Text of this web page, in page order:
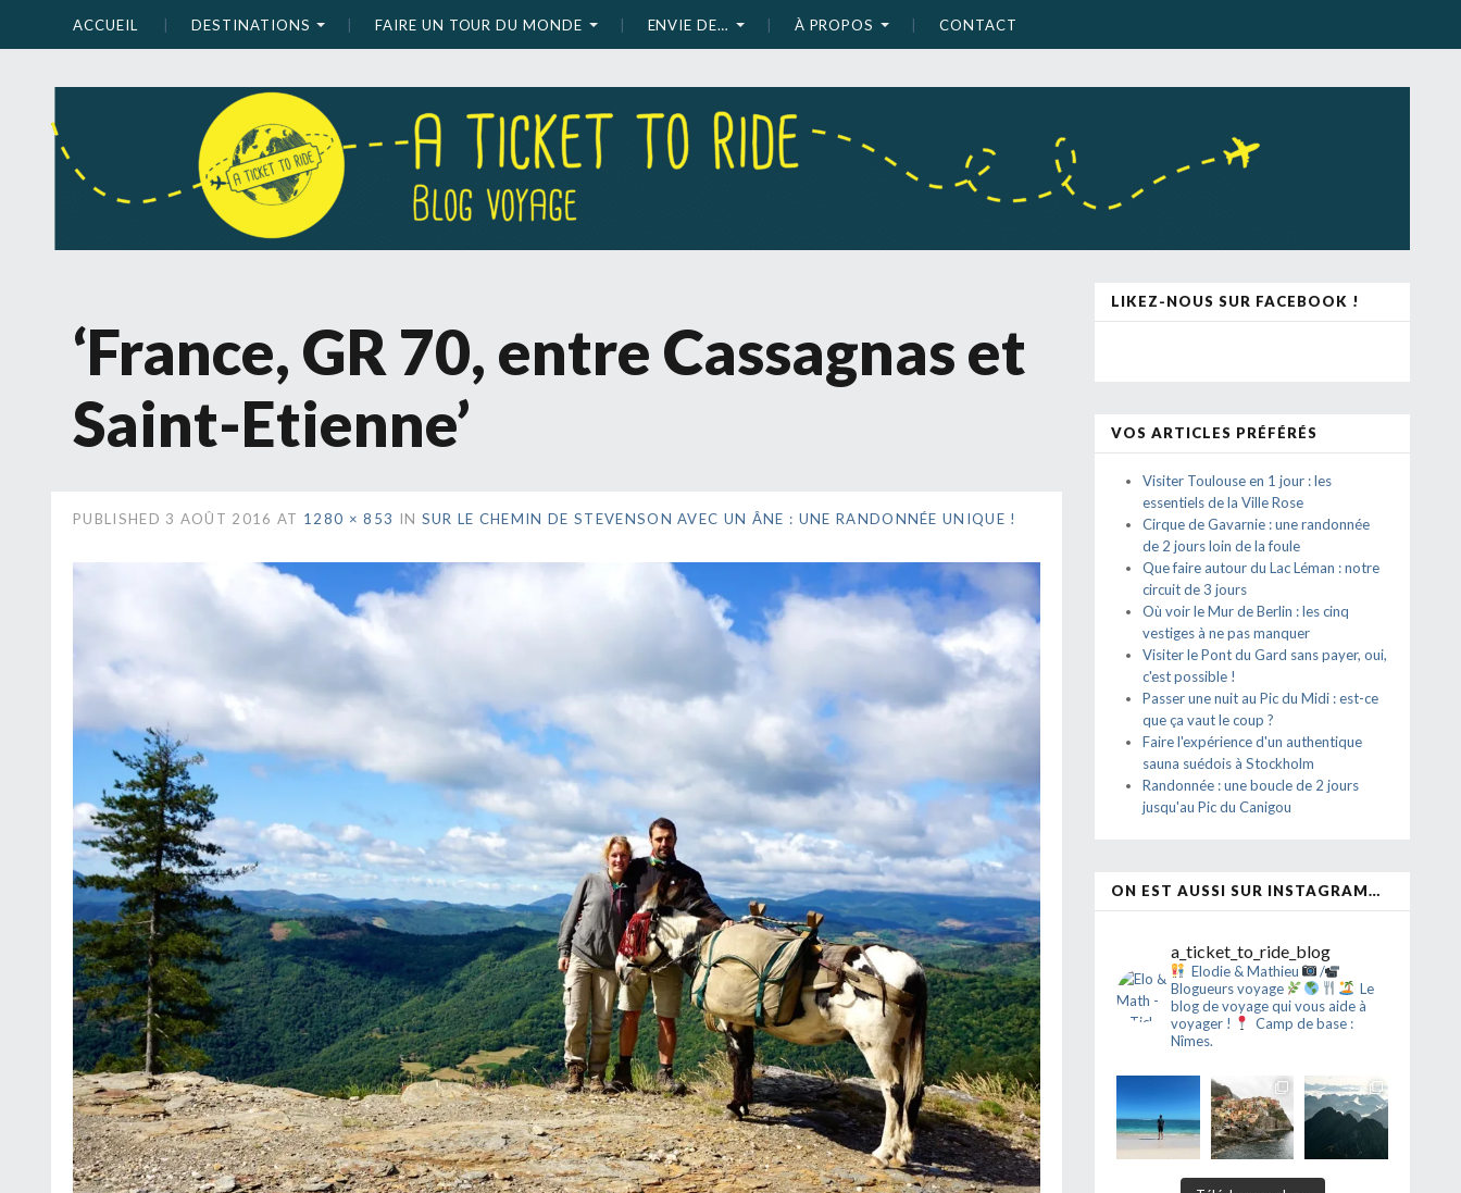
ACCUEIL DESTINATIONS FAIRE UN TOUR DU MONDE ENVIE DE… À PROPOS CONTACT
‘France, GR 70, entre Cassagnas et
Saint-Etienne’
PUBLISHED 3 AOÛT 2016 AT 1280 × 853 IN SUR LE CHEMIN DE STEVENSON AVEC UN ÂNE : UNE RANDONNÉE UNIQUE !
LIKEZ-NOUS SUR FACEBOOK !
VOS ARTICLES PRÉFÉRÉS
Visiter Toulouse en 1 jour : les
essentiels de la Ville Rose
Cirque de Gavarnie : une randonnée
de 2 jours loin de la foule
Que faire autour du Lac Léman : notre
circuit de 3 jours
Où voir le Mur de Berlin : les cinq
vestiges à ne pas manquer
Visiter le Pont du Gard sans payer, oui,
c'est possible !
Passer une nuit au Pic du Midi : est-ce
que ça vaut le coup ?
Faire l'expérience d'un authentique
sauna suédois à Stockholm
Randonnée : une boucle de 2 jours
jusqu'au Pic du Canigou
ON EST AUSSI SUR INSTAGRAM…
a_ticket_to_ride_blog
Elodie & Mathieu
/
Blogueurs voyage
Le
blog de voyage qui vous aide à
voyager !
Camp de base :
Nîmes.